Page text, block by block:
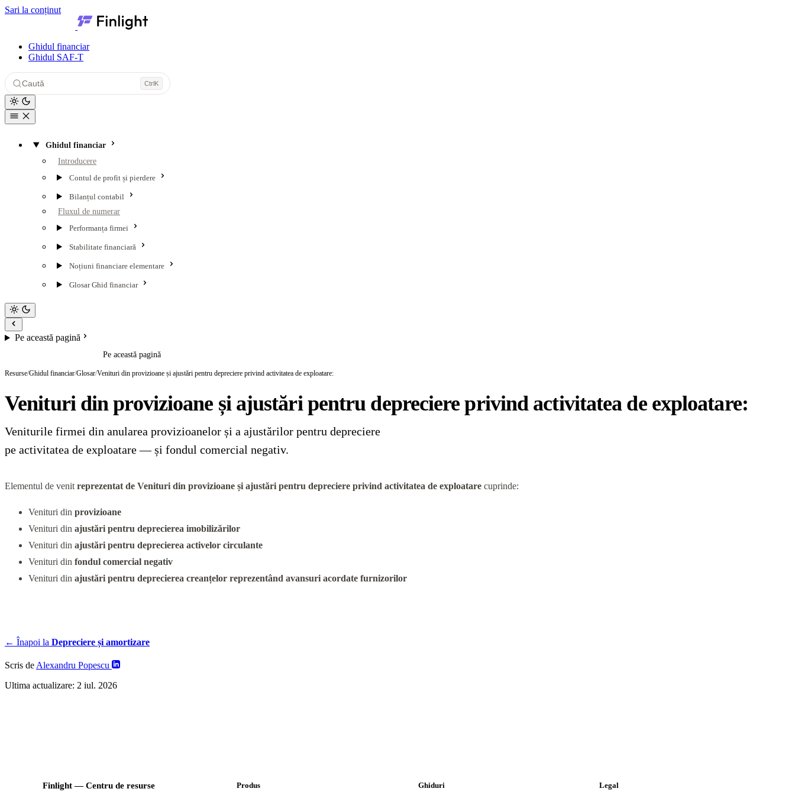
Sari la conținut
Finlight — Centru de resurse
Ghidul financiar
Ghidul SAF-T
Caută CtrlK
Ghidul financiar
Introducere
Contul de profit și pierdere
Bilanțul contabil
Fluxul de numerar
Performanța firmei
Stabilitate financiară
Noțiuni financiare elementare
Glosar Ghid financiar
Pe această pagină
Pe această pagină
Resurse/Ghidul financiar/Glosar/Venituri din provizioane și ajustări pentru depreciere privind activitatea de exploatare:
Venituri din provizioane și ajustări pentru depreciere privind activitatea de exploatare:
Veniturile firmei din anularea provizioanelor și a ajustărilor pentru depreciere
pe activitatea de exploatare — și fondul comercial negativ.
Elementul de venit reprezentat de Venituri din provizioane și ajustări pentru depreciere privind activitatea de exploatare cuprinde:
Venituri din provizioane
Venituri din ajustări pentru deprecierea imobilizărilor
Venituri din ajustări pentru deprecierea activelor circulante
Venituri din fondul comercial negativ
Venituri din ajustări pentru deprecierea creanțelor reprezentând avansuri acordate furnizorilor
← Înapoi la Depreciere și amortizare
Scris de Alexandru Popescu
Ultima actualizare: 2 iul. 2026
Finlight — Centru de resurse Produs Ghiduri Legal